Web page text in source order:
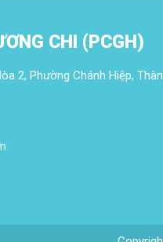
CHI (PCGH)
2, Phường Chánh Hiệp,